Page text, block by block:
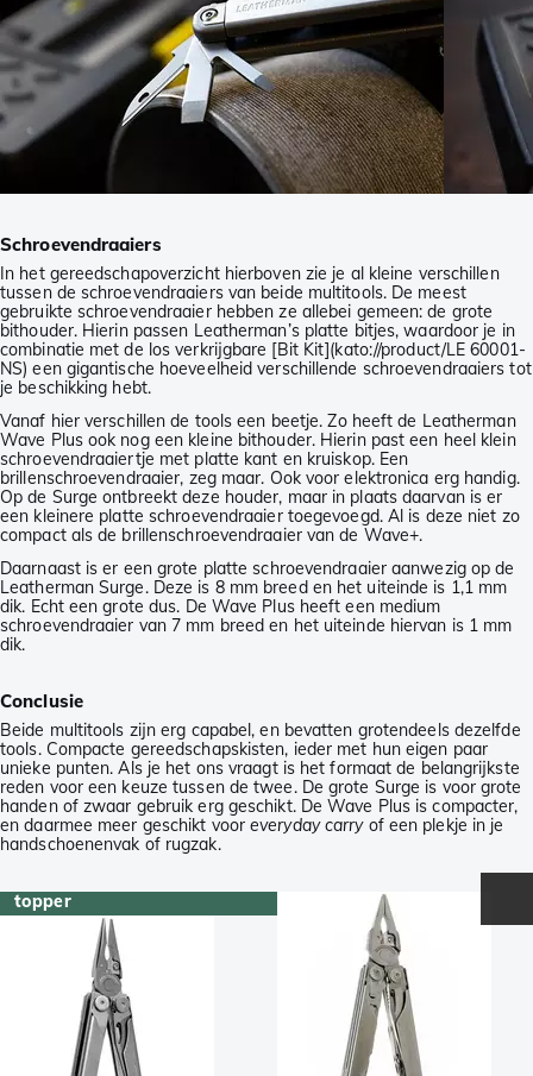
Schroevendraaiers
In het gereedschapoverzicht hierboven zie je al kleine verschillen
tussen de schroevendraaiers van beide multitools. De meest
gebruikte schroevendraaier hebben ze allebei gemeen: de grote
bithouder. Hierin passen Leatherman’s platte bitjes, waardoor je in
combinatie met de los verkrijgbare [Bit Kit](kato://product/LE 60001-
NS) een gigantische hoeveelheid verschillende schroevendraaiers tot
je beschikking hebt.
Vanaf hier verschillen de tools een beetje. Zo heeft de Leatherman
Wave Plus ook nog een kleine bithouder. Hierin past een heel klein
schroevendraaiertje met platte kant en kruiskop. Een
brillenschroevendraaier, zeg maar. Ook voor elektronica erg handig.
Op de Surge ontbreekt deze houder, maar in plaats daarvan is er
een kleinere platte schroevendraaier toegevoegd. Al is deze niet zo
compact als de brillenschroevendraaier van de Wave+.
Daarnaast is er een grote platte schroevendraaier aanwezig op de
Leatherman Surge. Deze is 8 mm breed en het uiteinde is 1,1 mm
dik. Echt een grote dus. De Wave Plus heeft een medium
schroevendraaier van 7 mm breed en het uiteinde hiervan is 1 mm
dik.
Conclusie
Beide multitools zijn erg capabel, en bevatten grotendeels dezelfde
tools. Compacte gereedschapskisten, ieder met hun eigen paar
unieke punten. Als je het ons vraagt is het formaat de belangrijkste
reden voor een keuze tussen de twee. De grote Surge is voor grote
handen of zwaar gebruik erg geschikt. De Wave Plus is compacter,
en daarmee meer geschikt vooreveryday carryof een plekje in je
handschoenenvak of rugzak.
topper